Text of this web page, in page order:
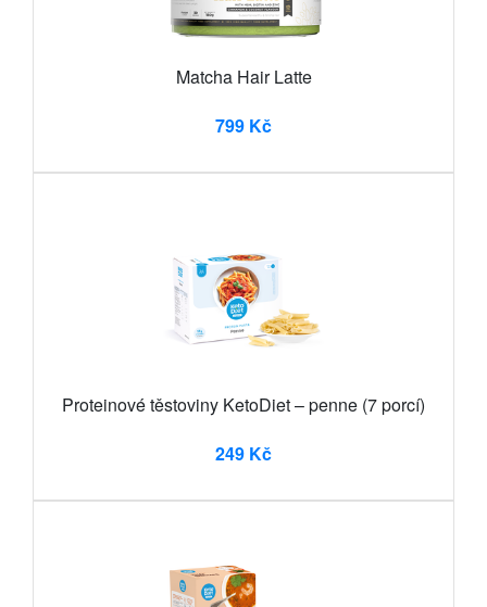
Matcha Hair Latte
799 Kč
Proteinové těstoviny KetoDiet – penne (7 porcí)
249 Kč